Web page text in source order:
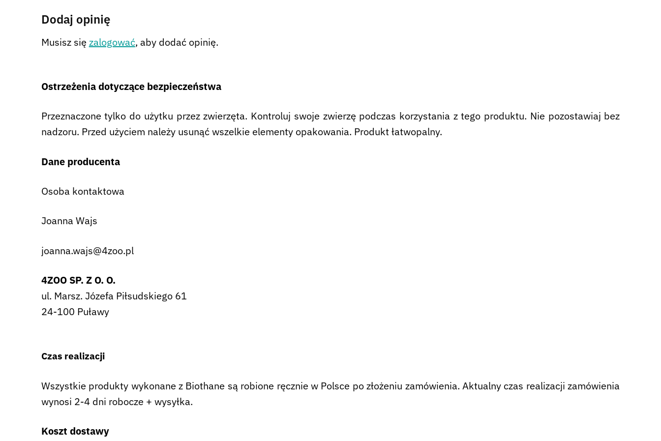
Dodaj opinię
Musisz się zalogować, aby dodać opinię.
Ostrzeżenia dotyczące bezpieczeństwa
Przeznaczone tylko do użytku przez zwierzęta. Kontroluj swoje zwierzę podczas korzystania z tego produktu. Nie pozostawiaj bez
nadzoru. Przed użyciem należy usunąć wszelkie elementy opakowania. Produkt łatwopalny.
Dane producenta
Osoba kontaktowa
Joanna Wajs
joanna.wajs@4zoo.pl
4ZOO SP. Z O. O.
ul. Marsz. Józefa Piłsudskiego 61
24-100 Puławy
Czas realizacji
Wszystkie produkty wykonane z Biothane są robione ręcznie w Polsce po złożeniu zamówienia. Aktualny czas realizacji zamówienia
wynosi 2-4 dni robocze + wysyłka.
Koszt dostawy